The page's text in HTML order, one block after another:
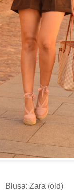
Blusa: Zara (old)